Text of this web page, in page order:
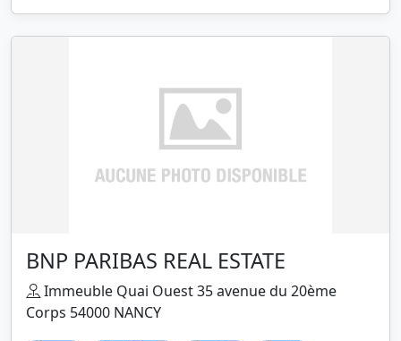
BNP PARIBAS REAL ESTATE
Immeuble Quai Ouest 35 avenue du 20ème
Corps 54000 NANCY